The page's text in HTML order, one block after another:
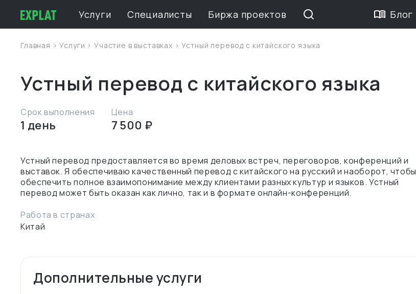
Услуги Специалисты Биржа проектов Блог
Главная >Услуги > Участие в выставках > Устный перевод с китайского языка
Устный перевод с китайского языка
Срок выполнения
1 день
Цена
7 500 ₽
Устный перевод предоставляется во время деловых встреч, переговоров, конференций и
выставок. Я обеспечиваю качественный перевод с китайского на русский и наоборот, чтобы
обеспечить полное взаимопонимание между клиентами разных культур и языков. Устный
Работа в странах
Китай
Дополнительные услуги